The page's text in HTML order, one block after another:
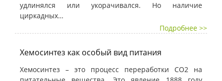
удлинялся или укорачивался. Но наличие
циркадных…
Подробнее >>
Хемосинтез как особый вид питания
Хемосинтез – это процесс переработки СО2 на